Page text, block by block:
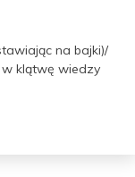
na bajki)/
klątwę wiedzy